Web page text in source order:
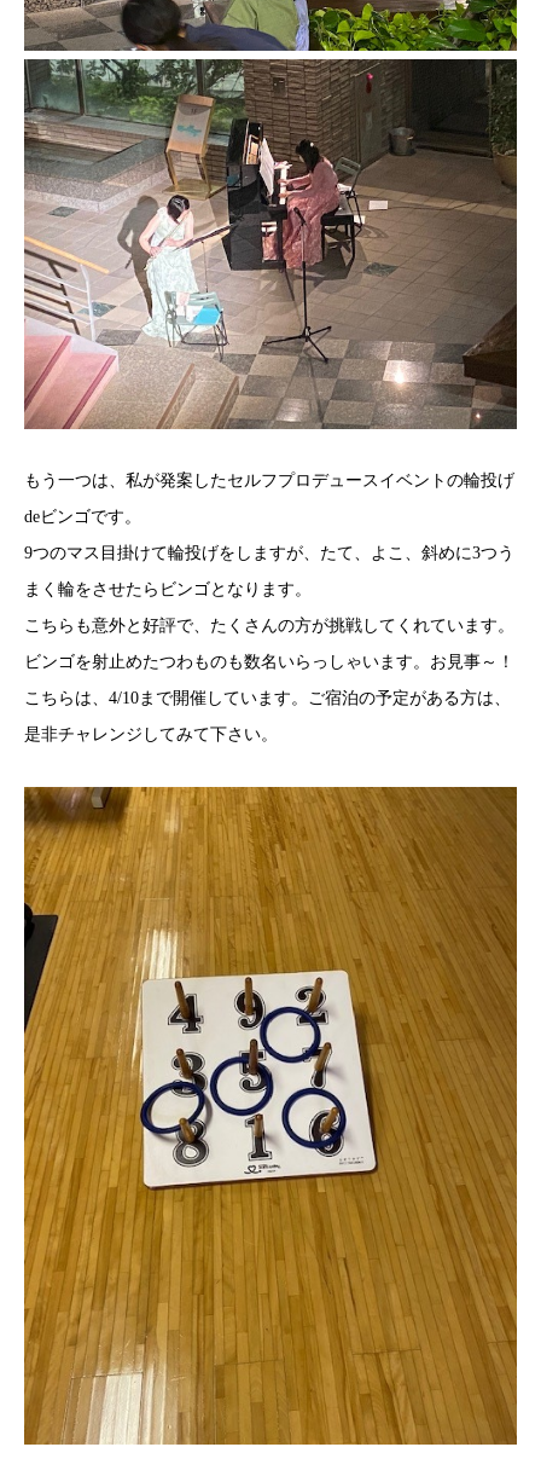
もう一つは、私が発案したセルフプロデュースイベントの輪投げ
deビンゴです。
9つのマス目掛けて輪投げをしますが、たて、よこ、斜めに3つう
まく輪をさせたらビンゴとなります。
こちらも意外と好評で、たくさんの方が挑戦してくれています。
ビンゴを射止めたつわものも数名いらっしゃいます。お見事～！
こちらは、4/10まで開催しています。ご宿泊の予定がある方は、
是非チャレンジしてみて下さい。